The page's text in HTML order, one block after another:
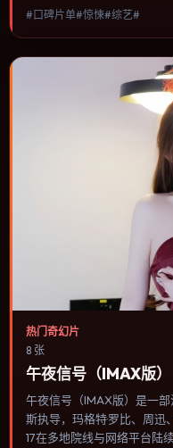
听语言统一，可作为休闲观
#口碑片单#惊悚#综艺#
热门奇幻片
8 张
午夜信号（IMAX版）
午夜信号（IMAX版）是一
斯执导，玛格特·罗比、周
17在多地院线与网络平台陆